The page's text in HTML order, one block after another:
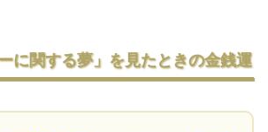
に関する夢」を見たときの金銭運